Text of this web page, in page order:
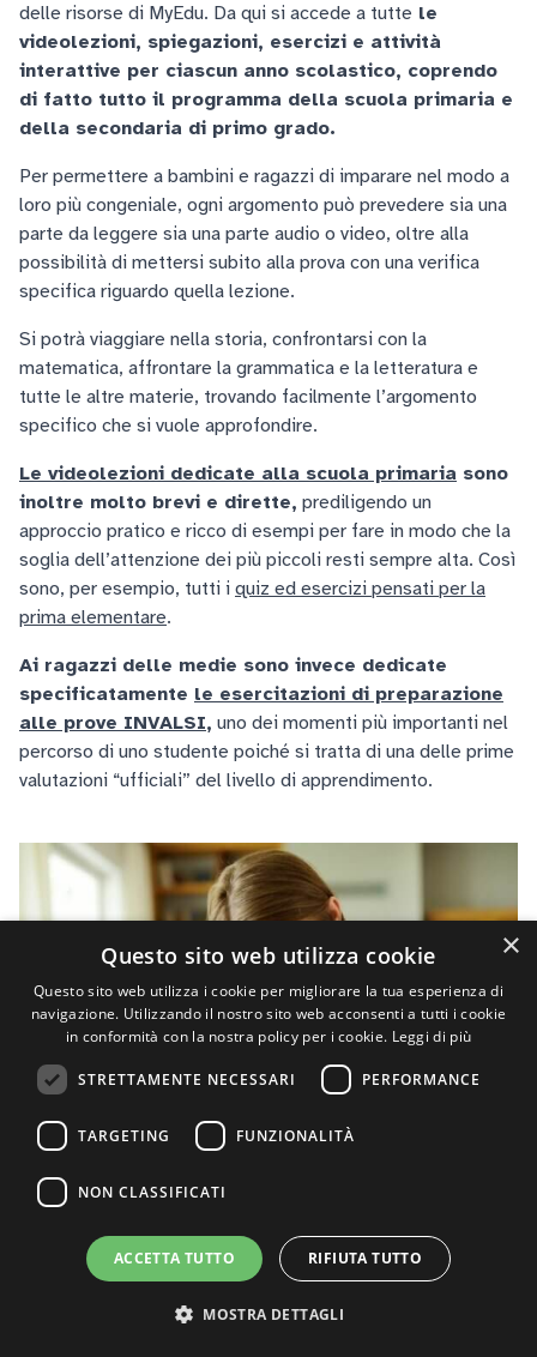
delle risorse di MyEdu. Da qui si accede a tutte le
videolezioni, spiegazioni, esercizi e attività
interattive per ciascun anno scolastico, coprendo
di fatto tutto il programma della scuola primaria e
della secondaria di primo grado.
Per permettere a bambini e ragazzi di imparare nel modo a
loro più congeniale, ogni argomento può prevedere sia una
parte da leggere sia una parte audio o video, oltre alla
possibilità di mettersi subito alla prova con una verifica
specifica riguardo quella lezione.
Si potrà viaggiare nella storia, confrontarsi con la
matematica, affrontare la grammatica e la letteratura e
tutte le altre materie, trovando facilmente l’argomento
specifico che si vuole approfondire.
Le videolezioni dedicate alla scuola primaria sono
inoltre molto brevi e dirette, prediligendo un
approccio pratico e ricco di esempi per fare in modo che la
soglia dell’attenzione dei più piccoli resti sempre alta. Così
sono, per esempio, tutti i quiz ed esercizi pensati per la
prima elementare.
Ai ragazzi delle medie sono invece dedicate
specificatamente le esercitazioni di preparazione
alle prove INVALSI, uno dei momenti più importanti nel
percorso di uno studente poiché si tratta di una delle prime
valutazioni “ufficiali” del livello di apprendimento.
Giochi interattivi per imparare divertendosi
con la didattica digitale
×
Questo sito web utilizza cookie
Questo sito web utilizza i cookie per migliorare la tua esperienza di
navigazione. Utilizzando il nostro sito web acconsenti a tutti i cookie
in conformità con la nostra policy per i cookie. Leggi di più
STRETTAMENTE NECESSARI PERFORMANCE
TARGETING FUNZIONALITÀ
NON CLASSIFICATI
ACCETTA TUTTO RIFIUTA TUTTO
MOSTRA DETTAGLI